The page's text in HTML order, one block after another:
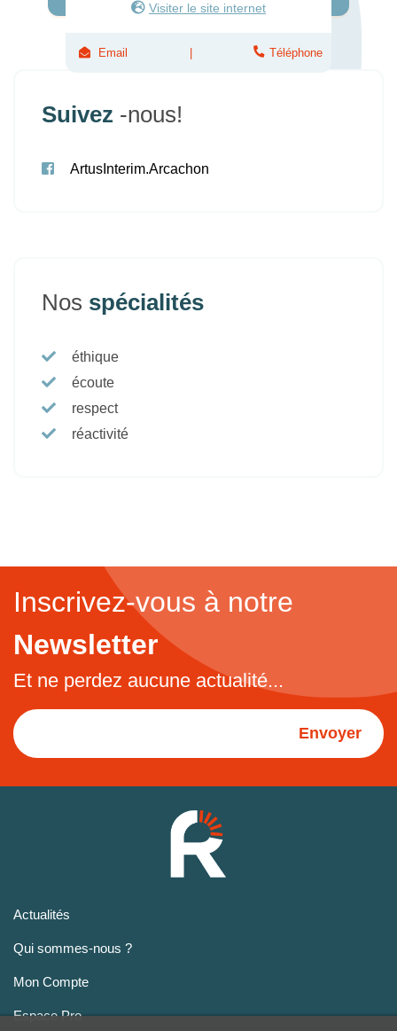
Visiter le site internet
Email Téléphone
Suivez -nous!
ArtusInterim.Arcachon
Nos spécialités
éthique
écoute
respect
réactivité
Inscrivez-vous à notre
Newsletter
Et ne perdez aucune actualité...
Envoyer
Actualités
Qui sommes-nous ?
Mon Compte
Espace Pro